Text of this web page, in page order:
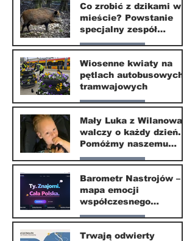
Co zrobić z dzikami w
mieście? Powstanie
specjalny zespół
ekspertów
Nasze miasto
20 kwi
Wiosenne kwiaty na
pętlach autobusowych i
tramwajowych
Nasze miasto
20 kwi
Mały Luka z Wilanowa
walczy o każdy dzień.
Pomóżmy naszemu
małemu sąsiadowi
odzyskać dzieciństwo
Nasze miasto
30 mar
Barometr Nastrojów –
mapa emocji
współczesnego
społeczeństwa
Nasze miasto
Trwają odwierty